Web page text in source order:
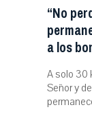
“No
a los
A solo 30
Señor y